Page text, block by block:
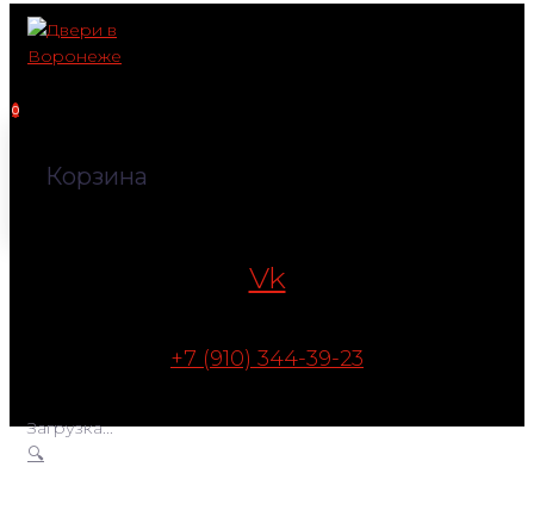
Перейти
контенту
0
Корзина
Vk
+7 (910) 344-39-23
Загрузка...
🔍